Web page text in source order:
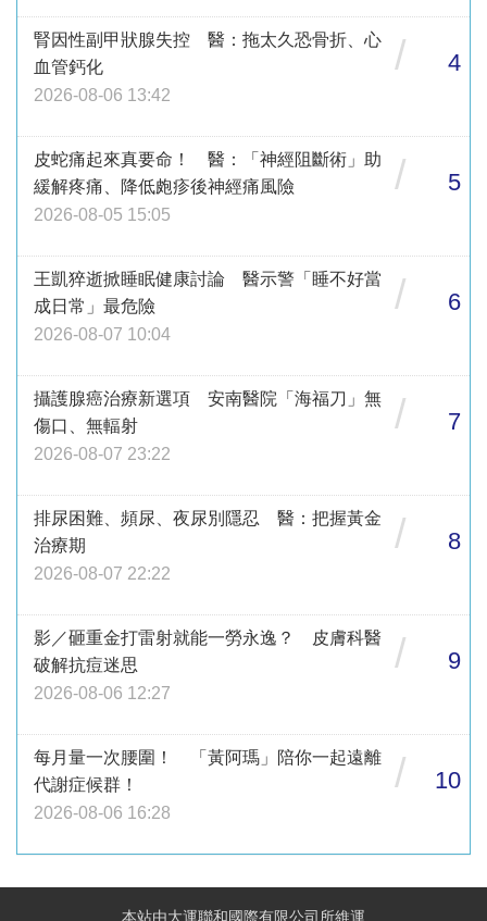
腎因性副甲狀腺失控 醫：拖太久恐骨折、心
血管鈣化
2026-08-06 13:42
/ 4
皮蛇痛起來真要命！ 醫：「神經阻斷術」助
緩解疼痛、降低皰疹後神經痛風險
2026-08-05 15:05
/ 5
王凱猝逝掀睡眠健康討論 醫示警「睡不好當
成日常」最危險
2026-08-07 10:04
/ 6
攝護腺癌治療新選項 安南醫院「海福刀」無
傷口、無輻射
2026-08-07 23:22
/ 7
排尿困難、頻尿、夜尿別隱忍 醫：把握黃金
治療期
2026-08-07 22:22
/ 8
影／砸重金打雷射就能一勞永逸？ 皮膚科醫
破解抗痘迷思
2026-08-06 12:27
/ 9
每月量一次腰圍！ 「黃阿瑪」陪你一起遠離
代謝症候群！
2026-08-06 16:28
/ 10
本站由大運聯和國際有限公司所維運